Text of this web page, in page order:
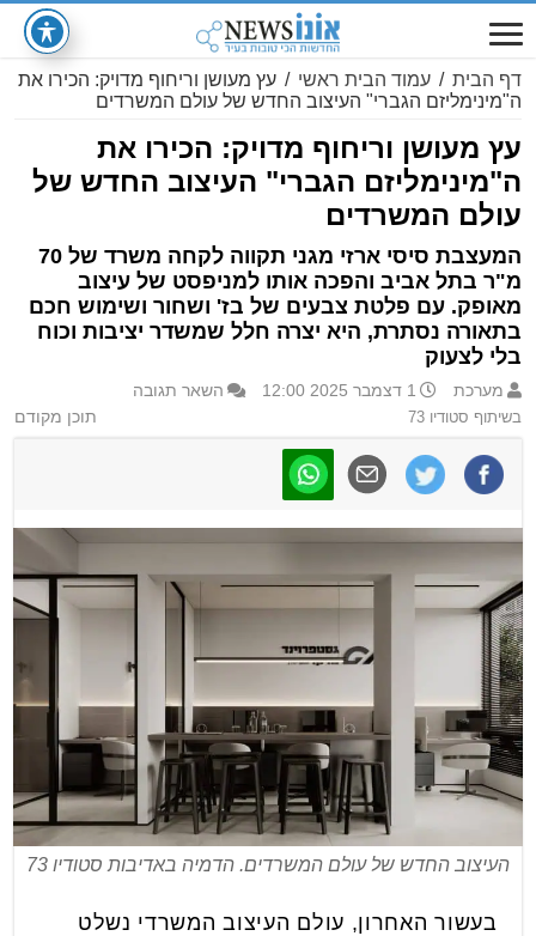
דף הבית / עמוד הבית ראשי / עץ מעושן וריחוף מדויק: הכירו את
ה"מינימליזם הגברי" העיצוב החדש של עולם המשרדים
עץ מעושן וריחוף מדויק: הכירו את
ה"מינימליזם הגברי" העיצוב החדש של
עולם המשרדים
המעצבת סיסי ארזי מגני תקווה לקחה משרד של 70
מ"ר בתל אביב והפכה אותו למניפסט של עיצוב
מאופק. עם פלטת צבעים של בז' ושחור ושימוש חכם
בתאורה נסתרת, היא יצרה חלל שמשדר יציבות וכוח
בלי לצעוק
מערכת 1 דצמבר 2025 12:00
השאר תגובה
בשיתוף סטודיו 73
תוכן מקודם
העיצוב החדש של עולם המשרדים. הדמיה באדיבות סטודיו 73
בעשור האחרון, עולם העיצוב המשרדי נשלט